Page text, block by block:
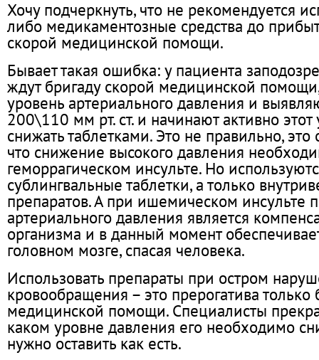
Хочу подчеркнуть, что не рекомендуется
либо медикаментозные средства до
скорой медицинской помощи.
Бывает такая ошибка: у пациента
ждут бригаду скорой медицинской
уровень артериального давления и
200\110 мм рт. ст. и начинают активно
снижать таблетками. Это не правильно,
что снижение высокого давления
геморрагическом инсульте. Но
сублингвальные таблетки, а только
препаратов. А при ишемическом инсульте
артериального давления является
организма и в данный момент
головном мозге, спасая человека.
Использовать препараты при остром
кровообращения – это прерогатива только
медицинской помощи. Специалисты
каком уровне давления его необходимо
нужно оставить как есть.